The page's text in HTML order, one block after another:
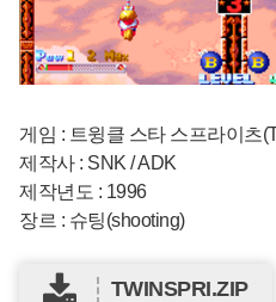
게임 : 트윙클 스타 스프라이츠
제작사 : SNK / ADK
제작년도 : 1996
장르 : 슈팅(shooting)
TWINSPRI.ZIP